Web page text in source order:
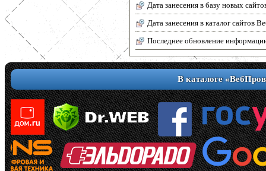
Дата занесения в базу новых
Дата занесения в каталог сайтов
Последнее обновление
В каталоге